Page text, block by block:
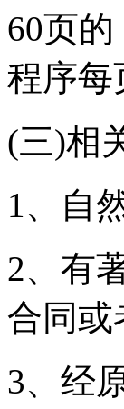
60页
程序每
(三)相
1、自
2、有
合同或
3、经